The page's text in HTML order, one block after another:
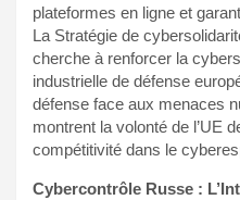
plateformes en ligne et
La Stratégie de
cherche à renforcer la
industrielle de défense
défense face aux menaces
montrent la volonté de l’UE
compétitivité dans le
Cybercontrôle Russe :